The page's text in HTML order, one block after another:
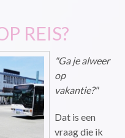
REIS?
"Ga je alweer
op
vakantie?"
Dat is een
vraag die ik